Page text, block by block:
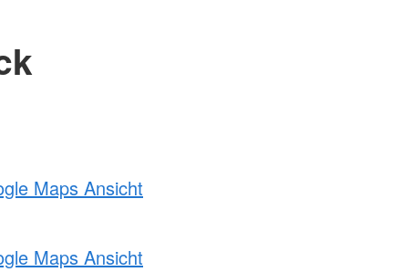
Maps Ansicht
Maps Ansicht